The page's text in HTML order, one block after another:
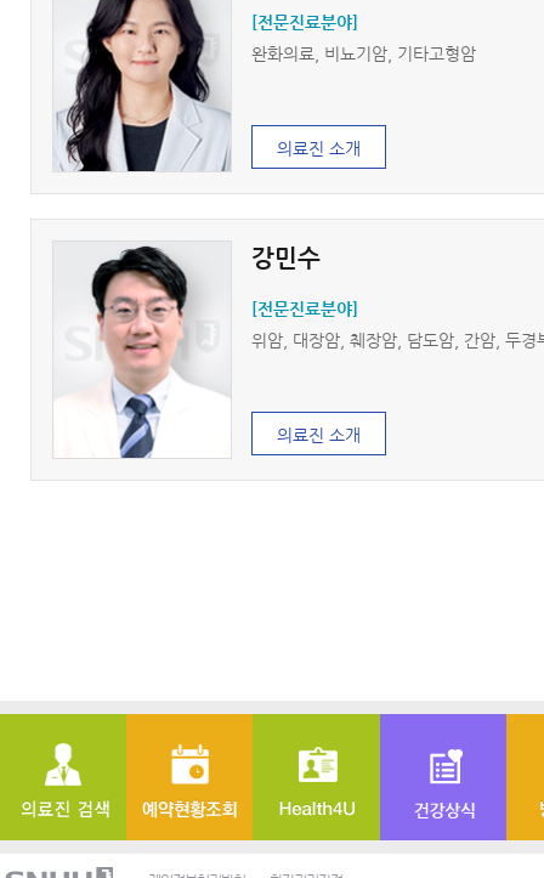
[전문진료분야]
완화의료, 비뇨기암, 기타고형암
의료진 소개
강민수
[전문진료분야]
위암, 대장암, 췌장암, 담도암, 간암, 두
의료진 소개